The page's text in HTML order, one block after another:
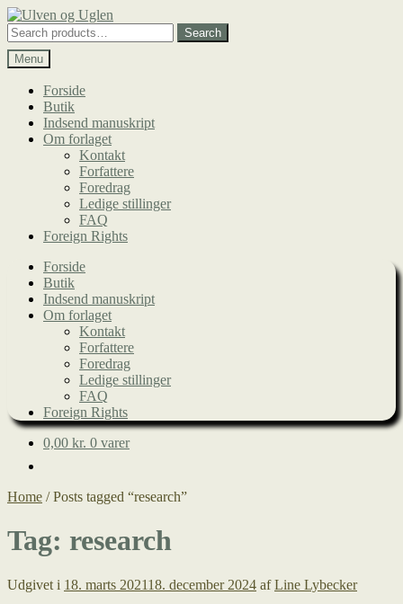
Spring
til
navigation
Spring
til
indhold
Search
for:
Search
Menu
Forside
Butik
Indsend manuskript
Om forlaget
Kontakt
Forfattere
Foredrag
Ledige stillinger
FAQ
Foreign Rights
Forside
Butik
Indsend manuskript
Om forlaget
Kontakt
Forfattere
Foredrag
Ledige stillinger
FAQ
Foreign Rights
0,00 kr. 0 varer
Home /Posts tagged “research”
Tag: research
Udgivet i 18. marts 202118. december 2024 afLine Lybecker